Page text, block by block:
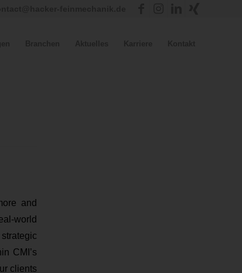
and
world
CMI’s
clients